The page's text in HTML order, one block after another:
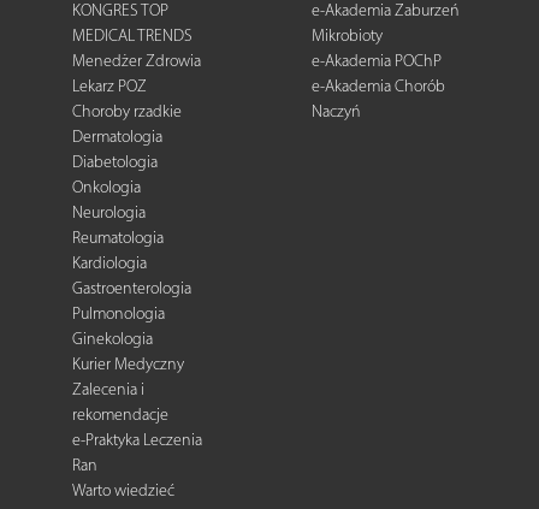
KONGRES TOP
MEDICAL TRENDS
Menedżer Zdrowia
Lekarz POZ
Choroby rzadkie
Dermatologia
Diabetologia
Onkologia
Neurologia
Reumatologia
Kardiologia
Gastroenterologia
Pulmonologia
Ginekologia
Kurier Medyczny
Zalecenia i
rekomendacje
e-Praktyka Leczenia
Ran
Warto wiedzieć
e-Akademia Zaburzeń
Mikrobioty
e-Akademia POChP
e-Akademia Chorób
Naczyń